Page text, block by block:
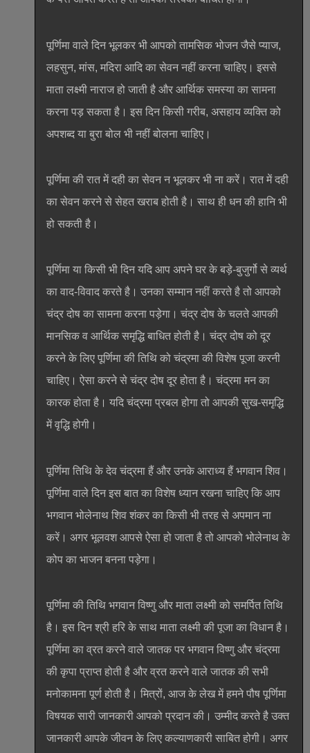
पूर्णिमा वाले दिन भूलकर भी आपको तामसिक भोजन जैसे प्याज,
लहसुन, मांस, मदिरा आदि का सेवन नहीं करना चाहिए। इससे
माता लक्ष्मी नाराज हो जाती है और आर्थिक समस्या का सामना
करना पड़ सकता है। इस दिन किसी गरीब, असहाय व्यक्ति को
अपशब्द या बुरा बोल भी नहीं बोलना चाहिए।
पूर्णिमा की रात में दही का सेवन न भूलकर भी ना करें। रात में दही
का सेवन करने से सेहत खराब होती है। साथ ही धन की हानि भी
हो सकती है।
पूर्णिमा या किसी भी दिन यदि आप अपने घर के बड़े-बुजुर्गो से व्यर्थ
का वाद-विवाद करते है। उनका सम्मान नहीं करते है तो आपको
चंद्र दोष का सामना करना पड़ेगा। चंद्र दोष के चलते आपकी
मानसिक व आर्थिक समृद्धि बाधित होती है। चंद्र दोष को दूर
करने के लिए पूर्णिमा की तिथि को चंद्रमा की विशेष पूजा करनी
चाहिए। ऐसा करने से चंद्र दोष दूर होता है। चंद्रमा मन का
कारक होता है। यदि चंद्रमा प्रबल होगा तो आपकी सुख-समृद्धि
में वृद्धि होगी।
पूर्णिमा तिथि के देव चंद्रमा हैं और उनके आराध्य हैं भगवान शिव।
पूर्णिमा वाले दिन इस बात का विशेष ध्यान रखना चाहिए कि आप
भगवान भोलेनाथ शिव शंकर का किसी भी तरह से अपमान ना
करें। अगर भूलवश आपसे ऐसा हो जाता है तो आपको भोलेनाथ के
कोप का भाजन बनना पड़ेगा।
पूर्णिमा की तिथि भगवान विष्णु और माता लक्ष्मी को समर्पित तिथि
है। इस दिन श्री हरि के साथ माता लक्ष्मी की पूजा का विधान है।
पूर्णिमा का व्रत करने वाले जातक पर भगवान विष्णु और चंद्रमा
की कृपा प्राप्त होती है और व्रत करने वाले जातक की सभी
मनोकामना पूर्ण होती है। मित्रों, आज के लेख में हमने पौष पूर्णिमा
विषयक सारी जानकारी आपको प्रदान की। उम्मीद करते है उक्त
जानकारी आपके जीवन के लिए कल्याणकारी साबित होगी। अगर